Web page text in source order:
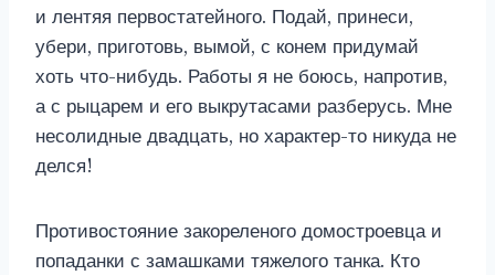
и лентяя первостатейного. Подай, принеси,
убери, приготовь, вымой, с конем придумай
хоть что-нибудь. Работы я не боюсь, напротив,
а с рыцарем и его выкрутасами разберусь. Мне
несолидные двадцать, но характер-то никуда не
делся!
Противостояние закореленого домостроевца и
попаданки с замашками тяжелого танка. Кто